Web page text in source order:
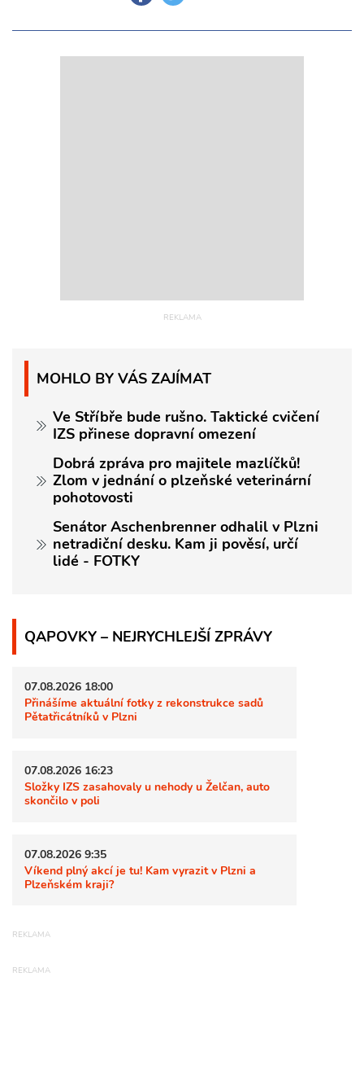
MOHLO BY VÁS ZAJÍMAT
Ve Stříbře bude rušno. Taktické cvičení
IZS přinese dopravní omezení
Dobrá zpráva pro majitele mazlíčků!
Zlom v jednání o plzeňské veterinární
pohotovosti
Senátor Aschenbrenner odhalil v Plzni
netradiční desku. Kam ji pověsí, určí
lidé - FOTKY
QAPOVKY – NEJRYCHLEJŠÍ ZPRÁVY
07.08.2026 18:00
Přinášíme aktuální fotky z rekonstrukce sadů
Pětatřicátníků v Plzni
07.08.2026 16:23
Složky IZS zasahovaly u nehody u Želčan, auto
skončilo v poli
07.08.2026 9:35
Víkend plný akcí je tu! Kam vyrazit v Plzni a
Plzeňském kraji?